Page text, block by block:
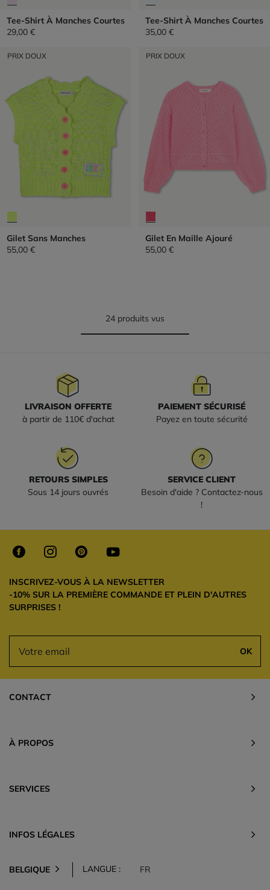
Tee-Shirt À Manches Courtes
29,00 €
Tee-Shirt À Manches Courtes
35,00 €
PRIX DOUX
Gilet Sans Manches
55,00 €
PRIX DOUX
Gilet En Maille Ajouré
55,00 €
24 produits vus
LIVRAISON OFFERTE
à partir de 110€ d'achat
PAIEMENT SÉCURISÉ
Payez en toute sécurité
RETOURS SIMPLES
Sous 14 jours ouvrés
SERVICE CLIENT
Besoin d'aide ? Contactez-nous
!
INSCRIVEZ-VOUS À LA NEWSLETTER
-10% SUR LA PREMIÈRE COMMANDE ET PLEIN D'AUTRES
SURPRISES !
OK
CONTACT
À PROPOS
SERVICES
INFOS LÉGALES
BELGIQUE LANGUE : FR